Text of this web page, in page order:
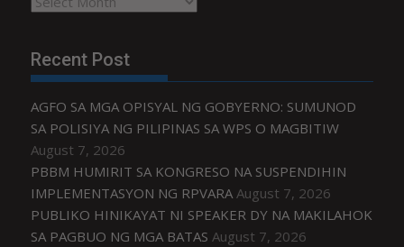
Recent Post
AGFO SA MGA OPISYAL NG GOBYERNO: SUMUNOD
SA POLISIYA NG PILIPINAS SA WPS O MAGBITIW
August 7, 2026
PBBM HUMIRIT SA KONGRESO NA SUSPENDIHIN
IMPLEMENTASYON NG RPVARA August 7, 2026
PUBLIKO HINIKAYAT NI SPEAKER DY NA MAKILAHOK
SA PAGBUO NG MGA BATAS August 7, 2026